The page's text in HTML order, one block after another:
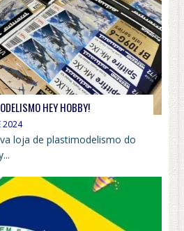
HEY HOBBY!
2024
loja de plastimodelismo do